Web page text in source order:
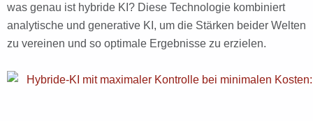
was genau ist hybride KI? Diese Technologie kombiniert
analytische und generative KI, um die Stärken beider Welten
zu vereinen und so optimale Ergebnisse zu erzielen.